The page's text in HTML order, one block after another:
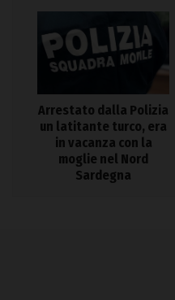
Arrestato dalla Polizia
un latitante turco, era
in vacanza con la
moglie nel Nord
Sardegna